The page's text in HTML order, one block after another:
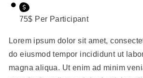
75$ Per Participant
Lorem ipsum dolor sit amet,
do eiusmod tempor incididunt ut
magna aliqua. Ut enim ad minim